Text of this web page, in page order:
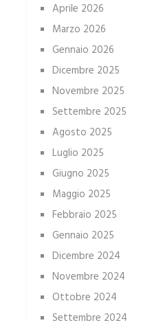
Aprile 2026
Marzo 2026
Gennaio 2026
Dicembre 2025
Novembre 2025
Settembre 2025
Agosto 2025
Luglio 2025
Giugno 2025
Maggio 2025
Febbraio 2025
Gennaio 2025
Dicembre 2024
Novembre 2024
Ottobre 2024
Settembre 2024